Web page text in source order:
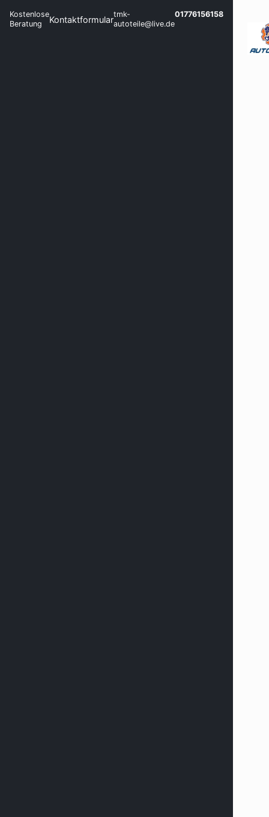
Kostenlose
Beratung
Kontaktformulartmk-
autoteile@live.de
01776156158